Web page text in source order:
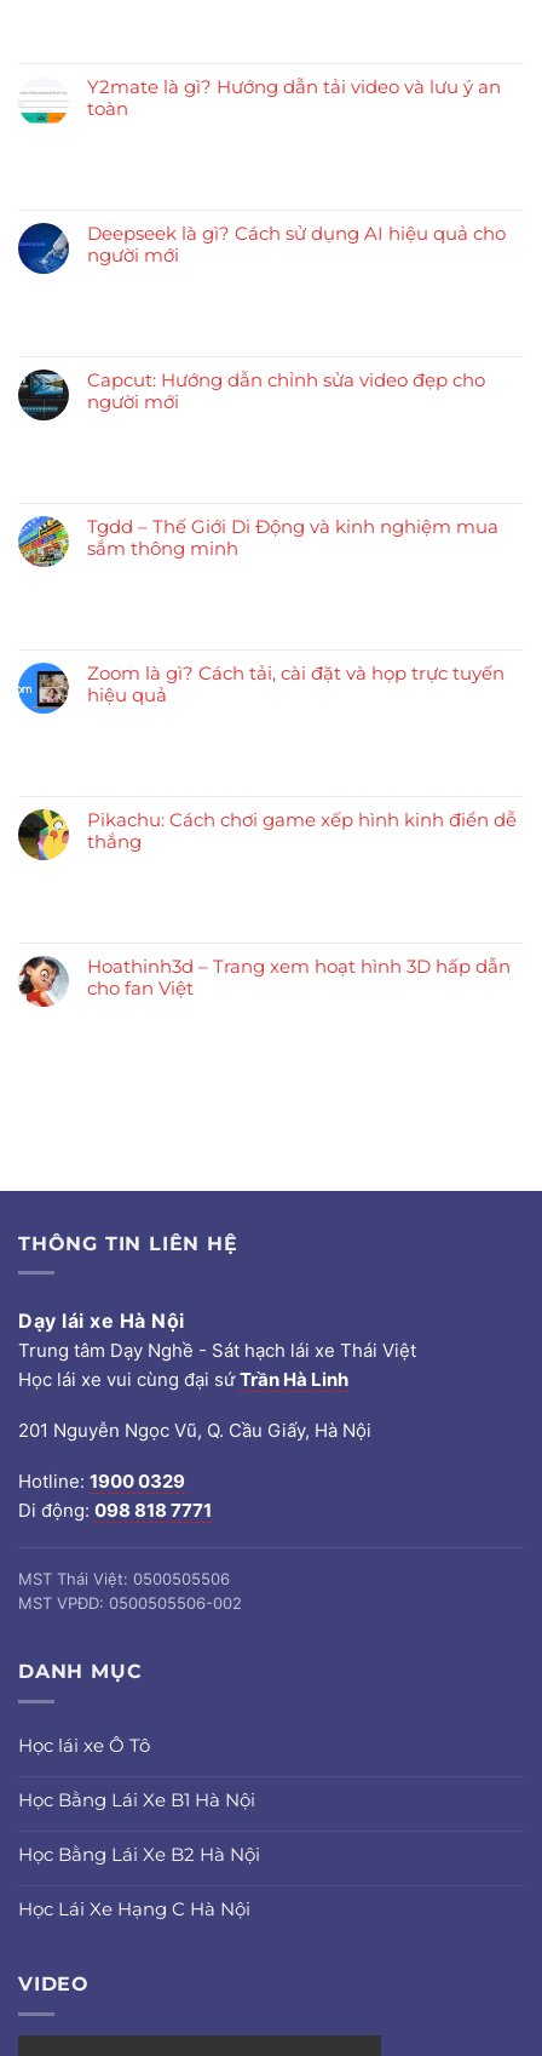
Y2mate là gì? Hướng dẫn tải video và lưu ý an
toàn
Deepseek là gì? Cách sử dụng AI hiệu quả cho
người mới
Capcut: Hướng dẫn chỉnh sửa video đẹp cho
người mới
Tgdd – Thế Giới Di Động và kinh nghiệm mua
sắm thông minh
Zoom là gì? Cách tải, cài đặt và họp trực tuyến
hiệu quả
Pikachu: Cách chơi game xếp hình kinh điển dễ
thắng
Hoathinh3d – Trang xem hoạt hình 3D hấp dẫn
cho fan Việt
THÔNG TIN LIÊN HỆ
Dạy lái xe Hà Nội
Trung tâm Dạy Nghề - Sát hạch lái xe Thái Việt
Học lái xe vui cùng đại sứTrần Hà Linh
201 Nguyễn Ngọc Vũ, Q. Cầu Giấy, Hà Nội
Hotline: 1900 0329
Di động: 098 818 7771
MST Thái Việt: 0500505506
MST VPĐD: 0500505506-002
DANH MỤC
Học lái xe Ô Tô
Học Bằng Lái Xe B1 Hà Nội
Học Bằng Lái Xe B2 Hà Nội
Học Lái Xe Hạng C Hà Nội
VIDEO